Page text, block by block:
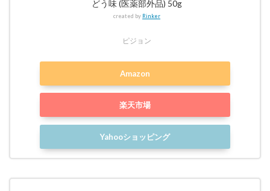
どう味 (医薬部外品) 50g
created by Rinker
ピジョン
Amazon
楽天市場
Yahooショッピング